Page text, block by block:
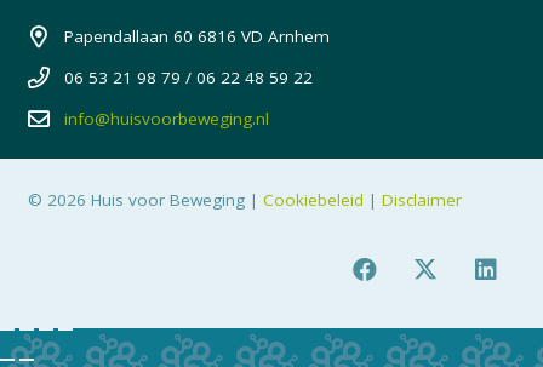
Papendallaan 60 6816 VD Arnhem
06 53 21 98 79 / 06 22 48 59 22
info@huisvoorbeweging.nl
© 2026 Huis voor Beweging | Cookiebeleid | Disclaimer